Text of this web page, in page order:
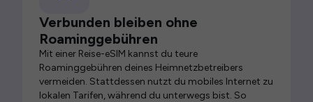
Verbunden bleiben ohne
Roaminggebühren
Mit einer Reise-eSIM kannst du teure
Roaminggebühren deines Heimnetzbetreibers
vermeiden. Stattdessen nutzt du mobiles Internet zu
lokalen Tarifen, während du unterwegs bist. So